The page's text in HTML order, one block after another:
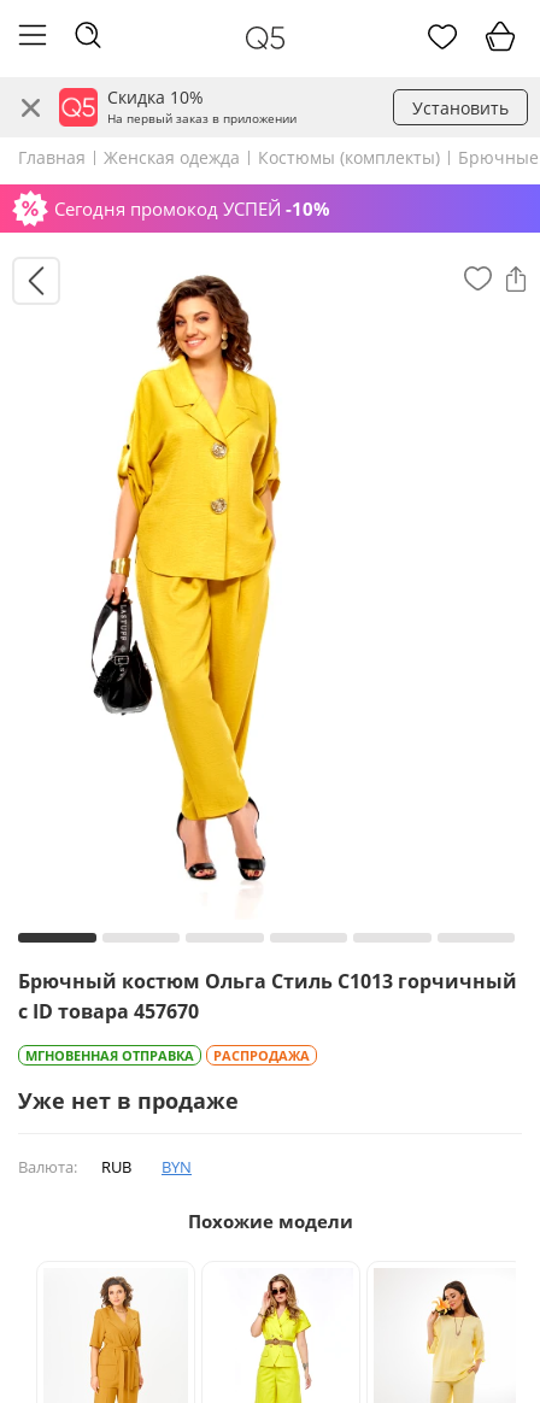
Скидка 10%
На первый заказ в приложении Установить
Главная Женская одежда Костюмы (комплекты)
Сегодня промокод УСПЕЙ -10%
Брючный костюм Ольга Стиль С1013 горчичный
с ID товара 457670
МГНОВЕННАЯ ОТПРАВКА РАСПРОДАЖА
Уже нет в продаже
Валюта: RUB BYN
Похожие модели